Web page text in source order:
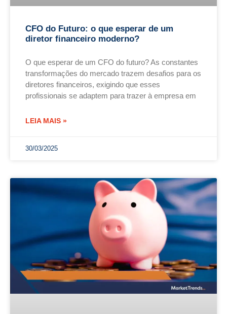
CFO do Futuro: o que esperar de um
diretor financeiro moderno?
O que esperar de um CFO do futuro? As constantes
transformações do mercado trazem desafios para os
diretores financeiros, exigindo que esses
profissionais se adaptem para trazer à empresa em
LEIA MAIS »
30/03/2025